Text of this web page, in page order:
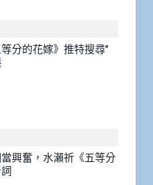
分的花嫁》推特搜尋”
興奮，水瀨祈《五等分